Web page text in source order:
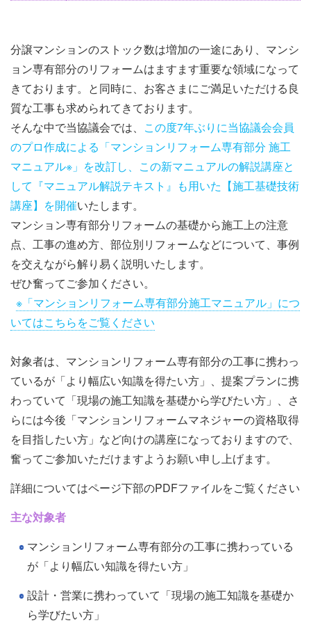
分譲マンションのストック数は増加の一途にあり、マンシ
ョン専有部分のリフォームはますます重要な領域になって
きております。と同時に、お客さまにご満足いただける良
質な工事も求められてきております。
そんな中で当協議会では、 この度7年ぶりに当協議会会員
のプロ作成による「マンションリフォーム専有部分 施工
マニュアル※」を改訂し、この新マニュアルの解説講座と
して『マニュアル解説テキスト』も用いた【施工基礎技術
講座】を開催いたします。
マンション専有部分リフォームの基礎から施工上の注意
点、工事の進め方、部位別リフォームなどについて、事例
を交えながら解り易く説明いたします。
ぜひ奮ってご参加ください。
※「マンションリフォーム専有部分施工マニュアル」につ
いてはこちらをご覧ください
対象者は、マンションリフォーム専有部分の工事に携わっ
ているが「より幅広い知識を得たい方」、提案プランに携
わっていて「現場の施工知識を基礎から学びたい方」、さ
らには今後「マンションリフォームマネジャーの資格取得
を目指したい方」など向けの講座になっておりますので、
奮ってご参加いただけますようお願い申し上げます。
詳細についてはページ下部のPDFファイルをご覧ください
主な対象者
マンションリフォーム専有部分の工事に携わっている
が「より幅広い知識を得たい方」
設計・営業に携わっていて「現場の施工知識を基礎か
ら学びたい方」